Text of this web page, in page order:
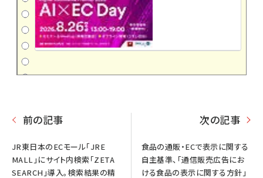
前の記事
JR東日本のECモール「JRE
MALL」にサイト内検索「ZETA
SEARCH」導入。検索結果の精
次の記事
食品の通販・ECで表示に関する
自主基準、「通信販売広告にお
ける食品の表示に関する方針」